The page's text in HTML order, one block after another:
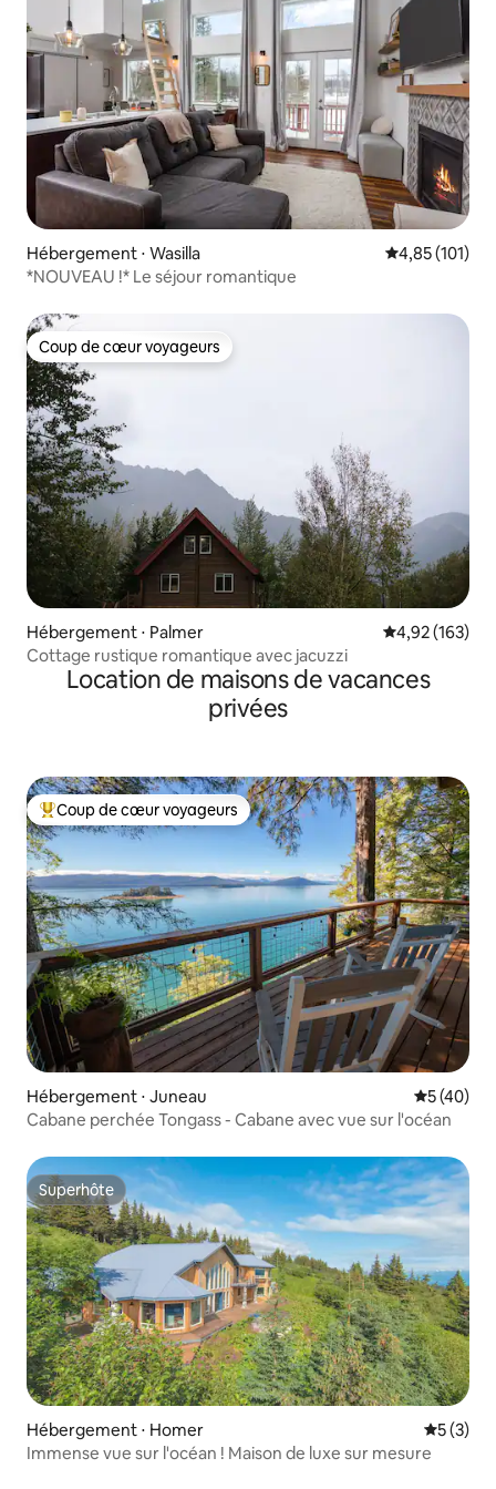
Hébergement ⋅ Wasilla Évaluation
4,85 (101)
*NOUVEAU !* Le séjour romantique
Coup de cœur voyageurs
Coup de cœur voyageurs
Hébergement ⋅ Palmer Évaluation
4,92 (163)
Cottage rustique romantique avec jacuzzi
Location de maisons de vacances
privées
Coups de cœur voyageurs les plus appréciés
Coup de cœur voyageurs
Hébergement ⋅ Juneau
5 (40)
Cabane perchée Tongass - Cabane avec vue sur l'océan
Superhôte
Superhôte
Hébergement ⋅ Homer
5 (3)
Immense vue sur l'océan ! Maison de luxe sur mesure